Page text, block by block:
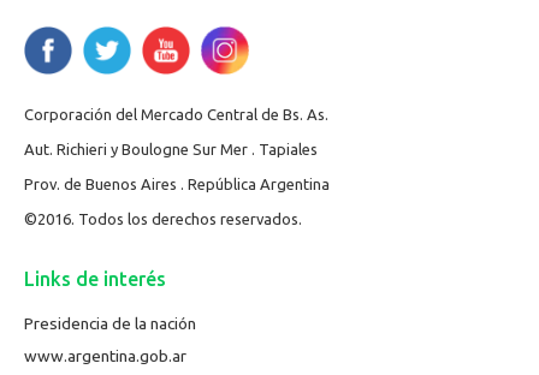
Corporación del Mercado Central de Bs. As.
Aut. Richieri y Boulogne Sur Mer . Tapiales
Prov. de Buenos Aires . República Argentina
©2016. Todos los derechos reservados.
Links de interés
Presidencia de la nación
www.argentina.gob.ar